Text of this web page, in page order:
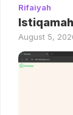
Rifaiyah
August 5,